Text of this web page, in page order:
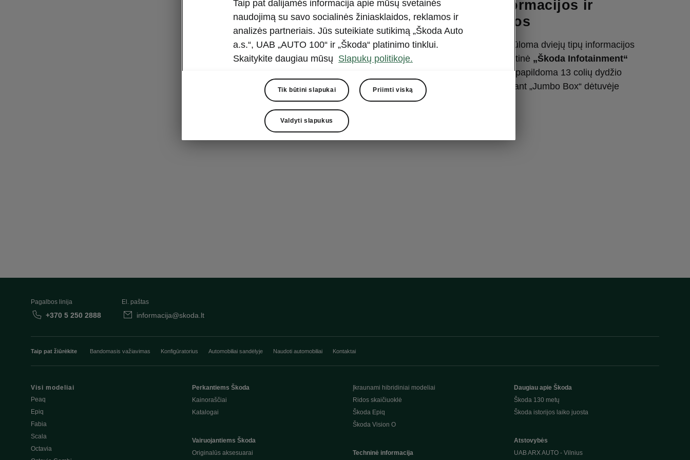
Šiuolaikinės informacijos ir
pramogų sistemos
Superb Laurin & Klement siūloma dviejų tipų informacijos
ir pramogų sistema: standartinė „Škoda Infotainment“
su 10 colių dydžio ekranu ir papildoma 13 colių dydžio
„Škoda Navigation“
, įskaitant „Jumbo Box“ dėtuvėje
esantį ekrano valiklį.
Pagalbos linija
+370 5 250 2888
El. paštas
informacija@skoda.lt
Taip pat žiūrėkite Bandomasis važiavimas Konfigūratorius Automobiliai sandėlyje Naudoti automobiliai Kontaktai
Visi modeliai
Peaq
Epiq
Fabia
Scala
Octavia
Perkantiems Škoda
Kainoraščiai
Katalogai
Vairuojantiems Škoda
Originalūs aksesuarai
Įkraunami hibridiniai modeliai
Ridos skaičiuoklė
Škoda Epiq
Škoda Vision O
Techninė informacija
Daugiau apie Škoda
Škoda 130 metų
Škoda istorijos laiko juosta
Atstovybės
UAB ARX AUTO - Vilnius
Taip pat dalijamės informacija apie mūsų svetainės
naudojimą su savo socialinės žiniasklaidos, reklamos ir
analizės partneriais. Jūs suteikiate sutikimą „Škoda Auto
a.s.“, UAB „AUTO 100“ ir „Škoda“ platinimo tinklui.
Skaitykite daugiau mūsų Slapukų politikoje.
Tik būtini slapukai Priimti viską
Valdyti slapukus